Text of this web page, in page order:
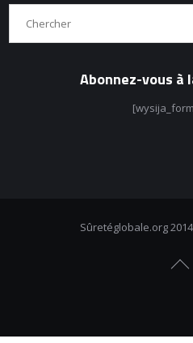
Abonnez-vous à
Sûretéglobale.org 2014